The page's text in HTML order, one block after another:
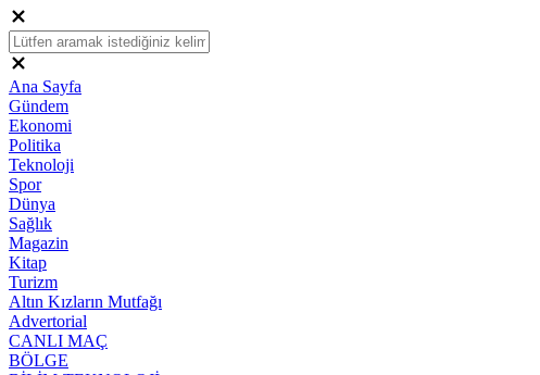
Ana Sayfa
Gündem
Ekonomi
Politika
Teknoloji
Spor
Dünya
Sağlık
Magazin
Kitap
Turizm
Altın Kızların Mutfağı
Advertorial
CANLI MAÇ
BÖLGE